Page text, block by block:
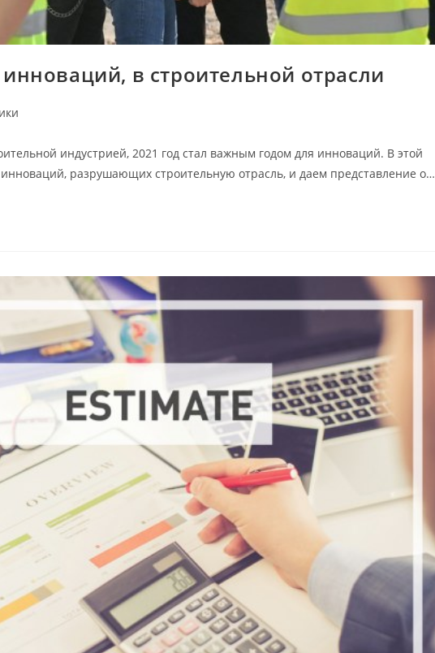
в строительной отрасли
индустрией, 2021 год стал важным годом для инноваций. В этой
разрушающих строительную отрасль, и даем представление о…